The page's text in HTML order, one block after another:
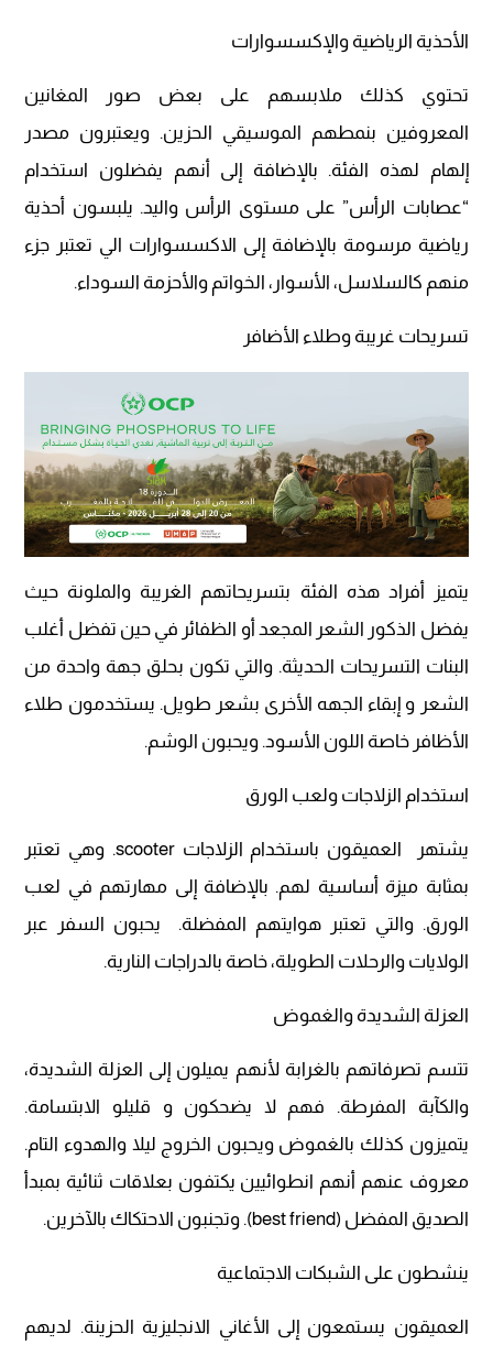
الأحذية الرياضية والإكسسوارات
تحتوي كذلك ملابسهم على بعض صور المغانين
المعروفين بنمطهم الموسيقي الحزين. ويعتبرون مصدر
إلهام لهذه الفئة. بالإضافة إلى أنهم يفضلون استخدام
“عصابات الرأس” على مستوى الرأس واليد. يلبسون أحذية
رياضية مرسومة بالإضافة إلى الاكسسوارات الي تعتبر جزء
منهم كالسلاسل، الأسوار، الخواتم والأحزمة السوداء.
تسريحات غريبة وطلاء الأضافر
يتميز أفراد هذه الفئة بتسريحاتهم الغريبة والملونة حيث
يفضل الذكور الشعر المجعد أو الظفائر في حين تفضل أغلب
البنات التسريحات الحديثة. والتي تكون بحلق جهة واحدة من
الشعر و إبقاء الجهه الأخرى بشعر طويل. يستخدمون طلاء
الأظافر خاصة اللون الأسود. ويحبون الوشم.
استخدام الزلاجات ولعب الورق
يشتهر العميقون باستخدام الزلاجات scooter. وهي تعتبر
بمثابة ميزة أساسية لهم. بالإضافة إلى مهارتهم في لعب
الورق. والتي تعتبر هوايتهم المفضلة. يحبون السفر عبر
الولايات والرحلات الطويلة، خاصة بالدراجات النارية.
العزلة الشديدة والغموض
تتسم تصرفاتهم بالغرابة لأنهم يميلون إلى العزلة الشديدة،
والكآبة المفرطة. فهم لا يضحكون و قليلو الابتسامة.
يتميزون كذلك بالغموض ويحبون الخروج ليلا والهدوء التام.
معروف عنهم أنهم انطوائيين يكتفون بعلاقات ثنائية بمبدأ
الصديق المفضل (best friend). وتجنبون الاحتكاك بالآخرين.
ينشطون على الشبكات الاجتماعية
العميقون يستمعون إلى الأغاني الانجليزية الحزينة. لديهم